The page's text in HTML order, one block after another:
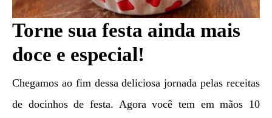
Torne sua festa ainda mais
doce e especial!
Chegamos ao fim dessa deliciosa jornada pelas receitas
de docinhos de festa. Agora você tem em mãos 10